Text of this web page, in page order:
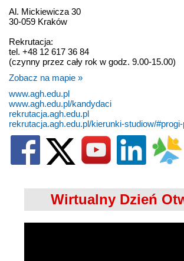
Al. Mickiewicza 30
30-059 Kraków
Rekrutacja:
tel. +48 12 617 36 84
(czynny przez cały rok w godz. 9.00-15.00)
Zobacz na mapie »
www.agh.edu.pl
www.agh.edu.pl/kandydaci
rekrutacja.agh.edu.pl
rekrutacja.agh.edu.pl/kierunki-studiow/
Wirtualny Dzień